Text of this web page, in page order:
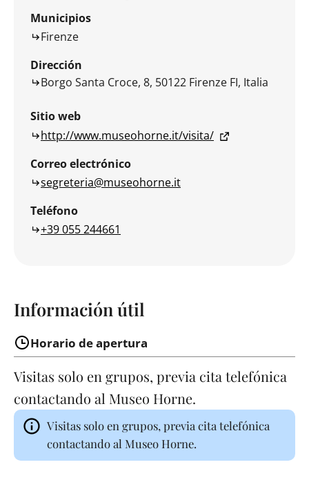
Municipios
Firenze
Dirección
Borgo Santa Croce, 8, 50122 Firenze FI, Italia
Sitio web
http://www.museohorne.it/visita/
Correo electrónico
segreteria@museohorne.it
Teléfono
+39 055 244661
Información útil
Horario de apertura
Visitas solo en grupos, previa cita telefónica
contactando al Museo Horne.
Visitas solo en grupos, previa cita telefónica
contactando al Museo Horne.